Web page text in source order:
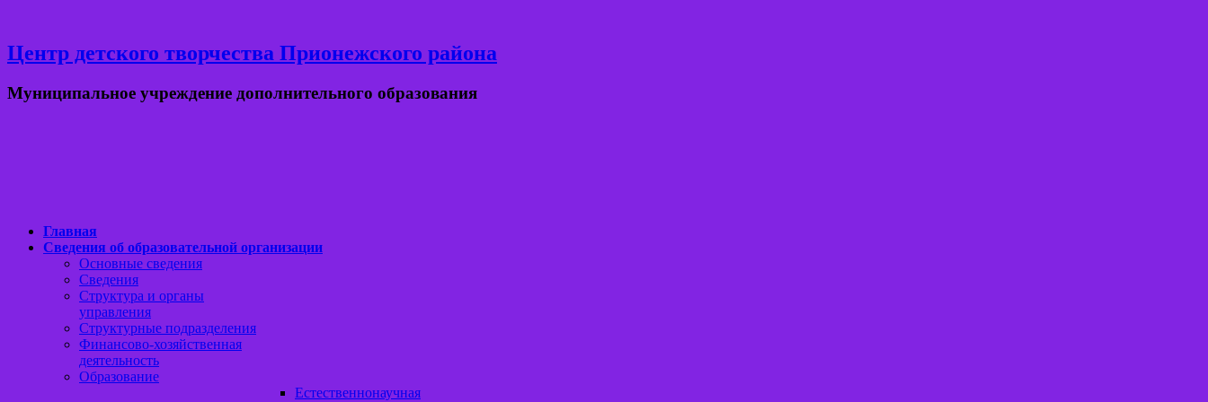
Центр детского творчества Прионежского района
Муниципальное учреждение дополнительного образования
Главная
Сведения об образовательной организации
Основные сведения
Сведения
Структура и органы
управления
Структурные подразделения
Финансово-хозяйственная
деятельность
Образование
Естественнонаучная